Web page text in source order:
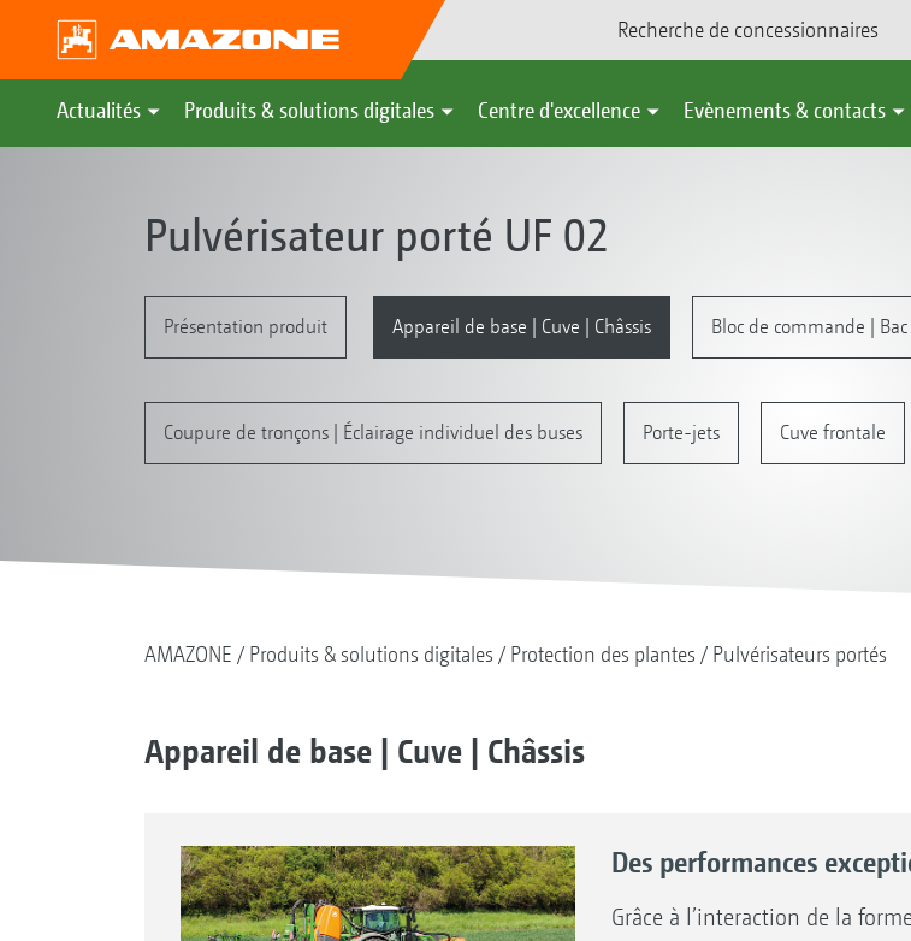
Recherche de concessionnaires
Actualités Produits & solutions digitales Centre d'excellence Evènements & contacts
Pulvérisateur porté UF 02
Présentation produit Appareil de base | Cuve | Châssis Bloc de commande |
Coupure de tronçons | Éclairage individuel des buses Porte-jets Cuve frontale
AMAZONE Produits & solutions digitales Protection des plantes Pulvérisateurs portés
Appareil de base | Cuve | Châssis
Des performances
Grâce à l’interaction de la